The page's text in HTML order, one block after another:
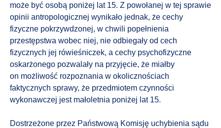
może być osobą poniżej lat 15. Z powołanej w tej sprawie
opinii antropologicznej wynikało jednak, że cechy
fizyczne pokrzywdzonej, w chwili popełnienia
przestępstwa wobec niej, nie odbiegały od cech
fizycznych jej rówieśniczek, a cechy psychofizyczne
oskarżonego pozwalały na przyjęcie, że miałby
on możliwość rozpoznania w okolicznościach
faktycznych sprawy, że przedmiotem czynności
wykonawczej jest małoletnia poniżej lat 15.
Dostrzeżone przez Państwową Komisję uchybienia sądu